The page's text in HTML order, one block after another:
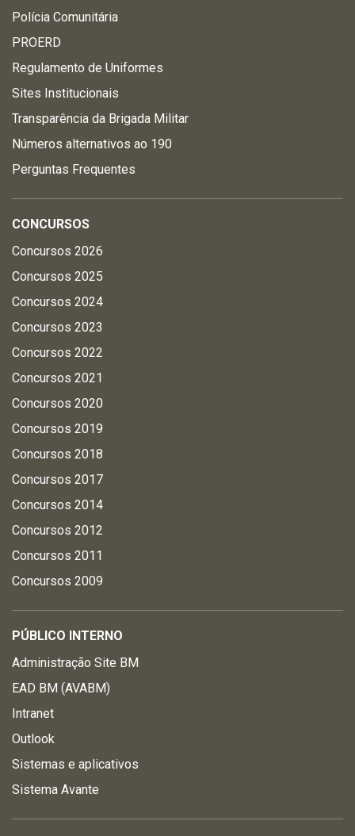
Polícia Comunitária
PROERD
Regulamento de Uniformes
Sites Institucionais
Transparência da Brigada Militar
Números alternativos ao 190
Perguntas Frequentes
CONCURSOS
Concursos 2026
Concursos 2025
Concursos 2024
Concursos 2023
Concursos 2022
Concursos 2021
Concursos 2020
Concursos 2019
Concursos 2018
Concursos 2017
Concursos 2014
Concursos 2012
Concursos 2011
Concursos 2009
PÚBLICO INTERNO
Administração Site BM
EAD BM (AVABM)
Intranet
Outlook
Sistemas e aplicativos
Sistema Avante